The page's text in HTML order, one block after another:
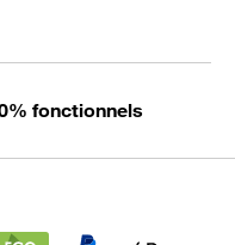
fonctionnels